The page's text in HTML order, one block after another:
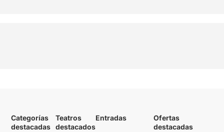
Categorías
destacadas
Teatros
destacados
Entradas
Ofertas
destacadas